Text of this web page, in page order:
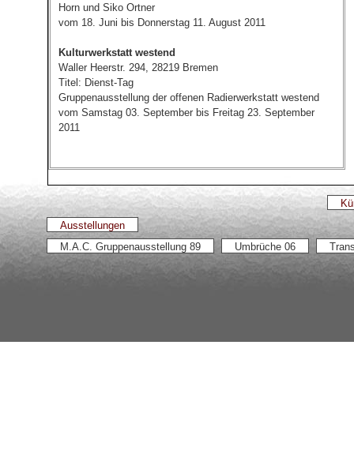
Horn und Siko Ortner
vom 18. Juni bis Donnerstag 11. August 2011
Kulturwerkstatt westend
Waller Heerstr. 294, 28219 Bremen
Titel: Dienst-Tag
Gruppenausstellung der offenen Radierwerkstatt westend
vom Samstag 03. September bis Freitag 23. September
2011
Ausstellungen
M.A.C. Gruppenausstellung 89
Umbrüche 06